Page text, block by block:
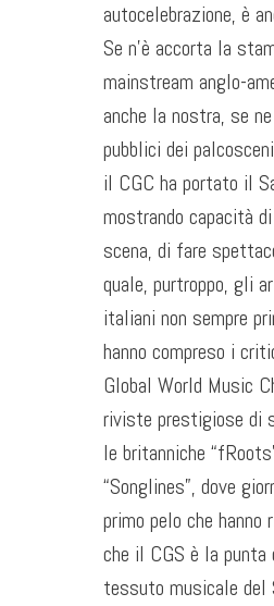
autocelebrazione, è
Se n’è accorta la
mainstream anglo-
anche la nostra, se
pubblici dei
il CGC ha portato il
mostrando capacità
scena, di fare
quale, purtroppo, gli
italiani non sempre
hanno compreso i
Global World Music
riviste prestigiose di
le britanniche
“Songlines”, dove
primo pelo che hanno
che il CGS è la
tessuto musicale del